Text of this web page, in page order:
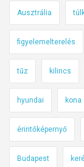
Ausztrália
figyelemelterelés
tűz kilincs
hyundai kona
érintőképernyő
Budapest